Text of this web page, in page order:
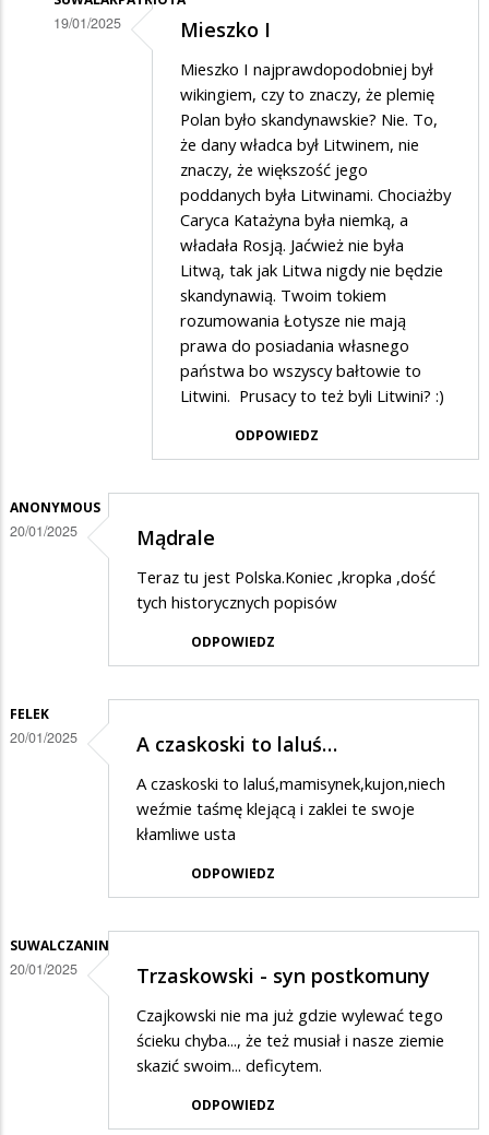
19/01/2025 Mieszko I
Mieszko I najprawdopodobniej był
wikingiem, czy to znaczy, że plemię
Polan było skandynawskie? Nie. To,
że dany władca był Litwinem, nie
znaczy, że większość jego
poddanych była Litwinami. Chociażby
Caryca Katażyna była niemką, a
władała Rosją. Jaćwież nie była
Litwą, tak jak Litwa nigdy nie będzie
skandynawią. Twoim tokiem
rozumowania Łotysze nie mają
prawa do posiadania własnego
państwa bo wszyscy bałtowie to
Litwini. Prusacy to też byli Litwini? :)
ODPOWIEDZ
ANONYMOUS
20/01/2025 Mądrale
Teraz tu jest Polska.Koniec ,kropka ,dość
tych historycznych popisów
ODPOWIEDZ
FELEK
20/01/2025 A czaskoski to laluś…
A czaskoski to laluś,mamisynek,kujon,niech
weźmie taśmę klejącą i zaklei te swoje
kłamliwe usta
ODPOWIEDZ
SUWALCZANIN
20/01/2025 Trzaskowski - syn postkomuny
Czajkowski nie ma już gdzie wylewać tego
ścieku chyba..., że też musiał i nasze ziemie
skazić swoim... deficytem.
ODPOWIEDZ